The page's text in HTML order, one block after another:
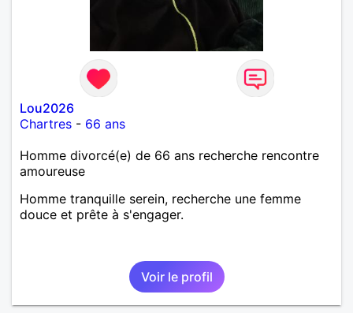
Lou2026
Chartres - 66 ans
Homme divorcé(e) de 66 ans recherche rencontre
amoureuse
Homme tranquille serein, recherche une femme
douce et prête à s'engager.
Voir le profil